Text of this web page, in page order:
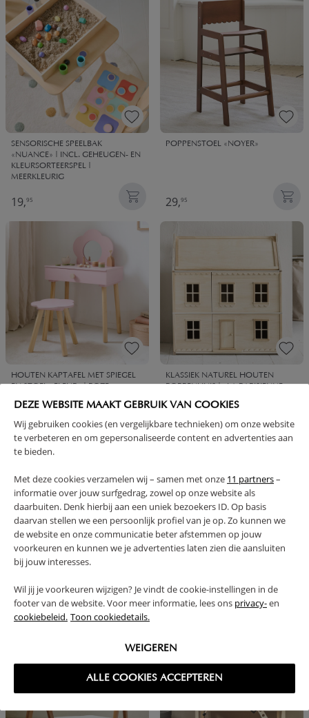
DEZE WEBSITE MAAKT GEBRUIK VAN COOKIES
Wij gebruiken cookies (en vergelijkbare technieken) om onze website
te verbeteren en om gepersonaliseerde content en advertenties aan
te bieden.
Met deze cookies verzamelen wij – samen met onze 11 partners–
informatie over jouw surfgedrag, zowel op onze website als
daarbuiten. Denk hierbij aan een uniek bezoekers ID. Op basis
daarvan stellen we een persoonlijk profiel van je op. Zo kunnen we
de website en onze communicatie beter afstemmen op jouw
voorkeuren en kunnen we je advertenties laten zien die aansluiten
bij jouw interesses.
Wil jij je voorkeuren wijzigen? Je vindt de cookie-instellingen in de
footer van de website. Voor meer informatie, lees ons privacy-en
cookiebeleid. Toon cookiedetails.
WEIGEREN
ALLE COOKIES ACCEPTEREN
SENSORISCHE SPEELBAK
«NUANCE» | INCL. GEHEUGEN- EN
KLEURSORTEERSPEL |
MEERKLEURIG
19,95
POPPENSTOEL «NOYER»
29,95
HOUTEN KAPTAFEL MET SPIEGEL
EN STOEL «FLEUR» | ROZE
89,95
KLASSIEK NATUREL HOUTEN
POPPENHUIS | «LA PARISIENNE»
99, 95
BROODROOSTER HOUT «NOYER»
| 14-DELIG
24,95
HOUTEN POPPENWAGEN |
NATUREL | LA PARISIENNE